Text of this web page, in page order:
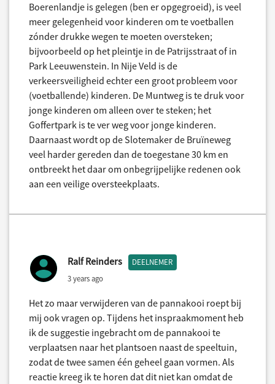
Boerenlandje is gelegen (ben er opgegroeid), is veel
meer gelegenheid voor kinderen om te voetballen
zónder drukke wegen te moeten oversteken;
bijvoorbeeld op het pleintje in de Patrijsstraat of in
Park Leeuwenstein. In Nije Veld is de
verkeersveiligheid echter een groot probleem voor
(voetballende) kinderen. De Muntweg is te druk voor
jonge kinderen om alleen over te steken; het
Goffertpark is te ver weg voor jonge kinderen.
Daarnaast wordt op de Slotemaker de Bruïneweg
veel harder gereden dan de toegestane 30 km en
ontbreekt het daar om onbegrijpelijke redenen ook
aan een veilige oversteekplaats.
Ralf Reinders DEELNEMER
3 years ago
Het zo maar verwijderen van de pannakooi roept bij
mij ook vragen op. Tijdens het inspraakmoment heb
ik de suggestie ingebracht om de pannakooi te
verplaatsen naar het plantsoen naast de speeltuin,
zodat de twee samen één geheel gaan vormen. Als
reactie kreeg ik te horen dat dit niet kan omdat de